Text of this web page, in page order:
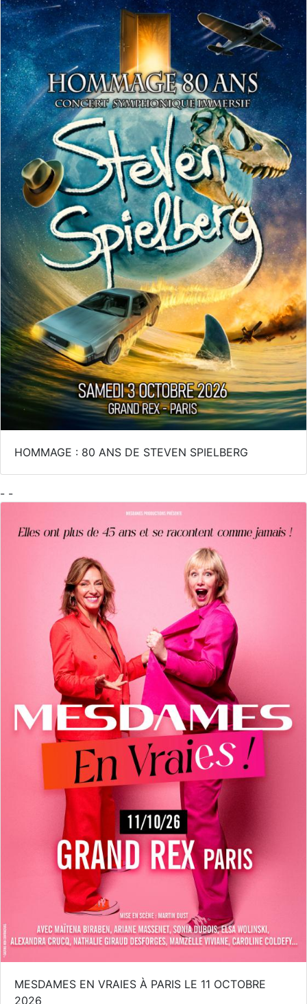
HOMMAGE : 80 ANS DE STEVEN SPIELBERG
- -
MESDAMES EN VRAIES À PARIS LE 11 OCTOBRE
2026